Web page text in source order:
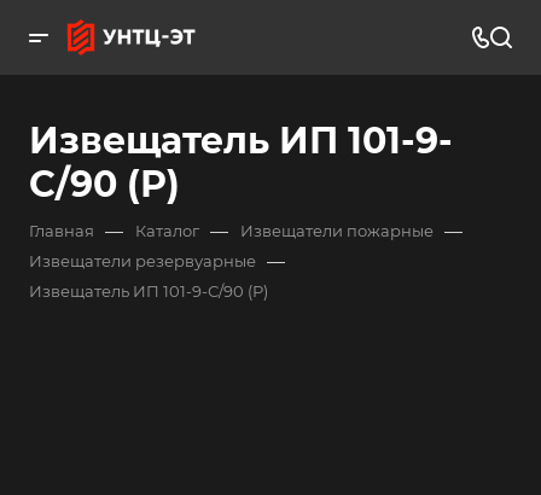
Извещатель ИП 101-9-
С/90 (Р)
Главная — Каталог — Извещатели пожарные —
Извещатели резервуарные —
Извещатель ИП 101-9-С/90 (Р)